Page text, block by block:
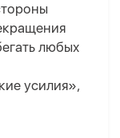
любых
усилия»,